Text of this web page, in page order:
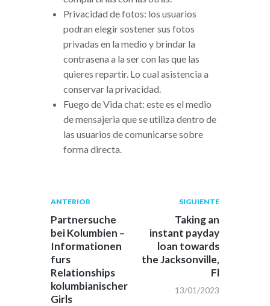
Privacidad de fotos: los usuarios
podran elegir sostener sus fotos
privadas en la medio y brindar la
contrasena a la ser con las que las
quieres repartir. Lo cual asistencia a
conservar la privacidad.
Fuego de Vida chat: este es el medio
de mensajeria que se utiliza dentro de
las usuarios de comunicarse sobre
forma directa.
Navegación
de
entradas
Publicación
anterior:
ANTERIOR
Partnersuche
bei Kolumbien –
Informationen
furs
Relationships
kolumbianischer
Girls
Siguiente
post:
SIGUIENTE
Taking an
instant payday
loan towards
the Jacksonville,
Fl
13/01/2023